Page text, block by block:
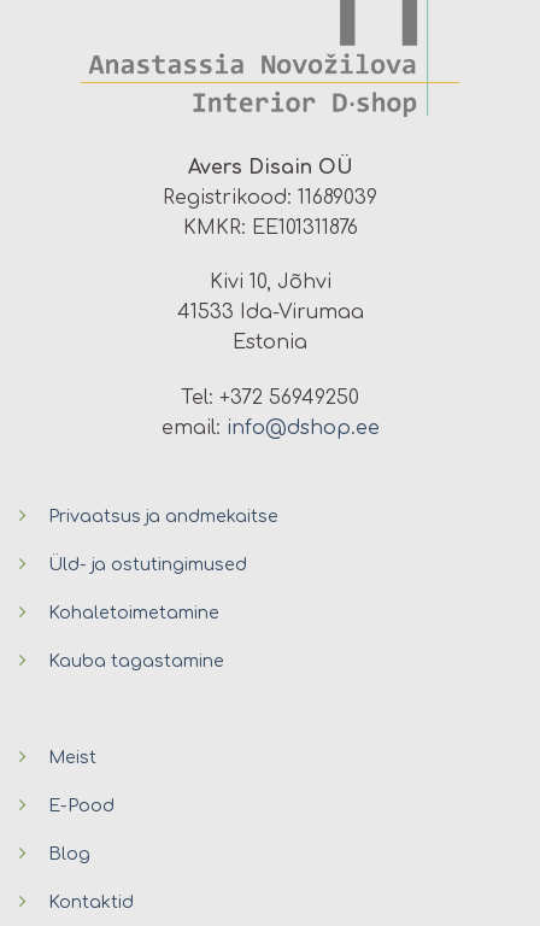
Avers Disain OÜ
Registrikood: 11689039
KMKR: EE101311876
Kivi 10, Jõhvi
41533 Ida-Virumaa
Estonia
Tel: +372 56949250
email: info@dshop.ee
Privaatsus ja andmekaitse
Üld- ja ostutingimused
Kohaletoimetamine
Kauba tagastamine
Meist
E-Pood
Blog
Kontaktid